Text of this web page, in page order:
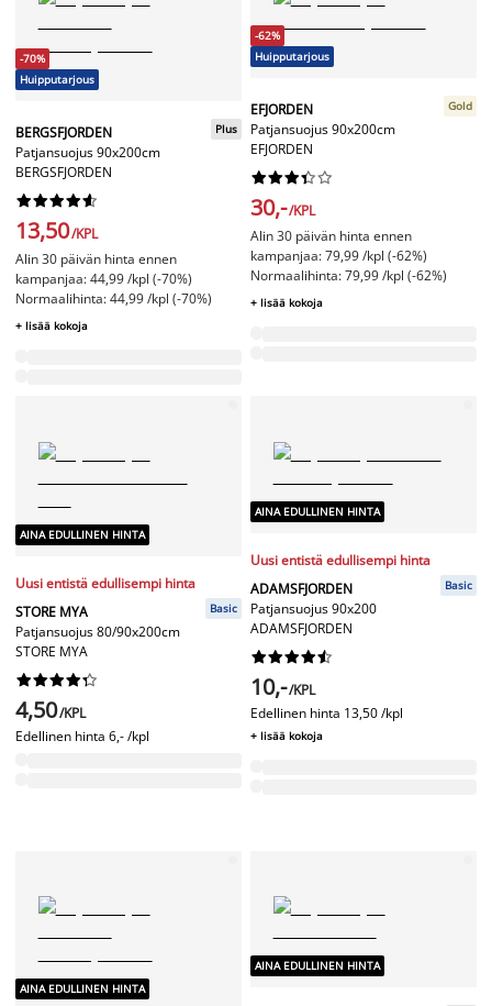
-70%
Huipputarjous
BERGSFJORDEN
Patjansuojus 90x200cm
BERGSFJORDEN
Plus






13,50/KPL
Alin 30 päivän hinta ennen
kampanjaa: 44,99 /kpl (-70%)
Normaalihinta: 44,99 /kpl (-70%)
+ lisää kokoja
-62%
Huipputarjous
EFJORDEN
Patjansuojus 90x200cm
EFJORDEN
Gold






30,-/KPL
Alin 30 päivän hinta ennen
kampanjaa: 79,99 /kpl (-62%)
Normaalihinta: 79,99 /kpl (-62%)
+ lisää kokoja
AINA EDULLINEN HINTA
Uusi entistä edullisempi hinta
STORE MYA
Patjansuojus 80/90x200cm
STORE MYA
Basic






4,50/KPL
Edellinen hinta 6,- /kpl
AINA EDULLINEN HINTA
Uusi entistä edullisempi hinta
ADAMSFJORDEN
Patjansuojus 90x200
ADAMSFJORDEN
Basic






10,-/KPL
Edellinen hinta 13,50 /kpl
+ lisää kokoja
AINA EDULLINEN HINTA
AINA EDULLINEN HINTA